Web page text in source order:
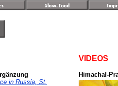
in Russia, St.
VIDEOS
Himachal-